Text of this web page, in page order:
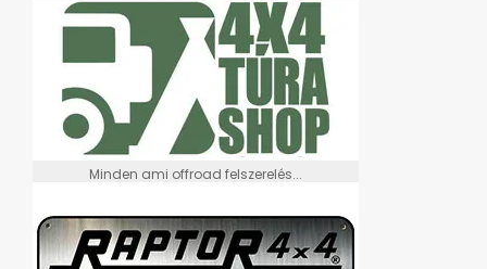
Minden ami offroad felszerelés...